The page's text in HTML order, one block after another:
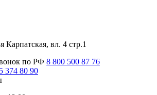
Карпатская, вл. 4 стр.1
по РФ 8 800 500 87 76
374 80 90